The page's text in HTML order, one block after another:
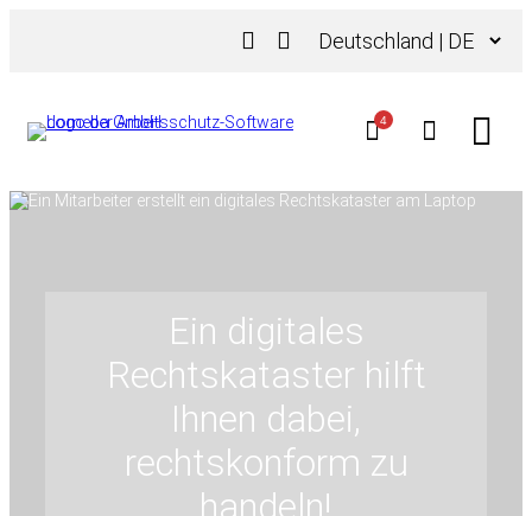
auswählen
4
Ein digitales
Rechtskataster hilft
Ihnen dabei,
rechtskonform zu
handeln!